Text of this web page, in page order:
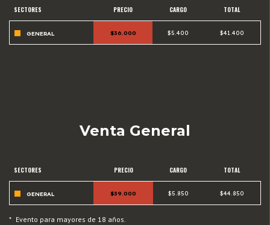
SECTORES PRECIO CARGO TOTAL
GENERAL $36.000 $5.400 $41.400
Venta General
SECTORES PRECIO CARGO TOTAL
GENERAL $39.000 $5.850 $44.850
* Evento para mayores de 18 años.